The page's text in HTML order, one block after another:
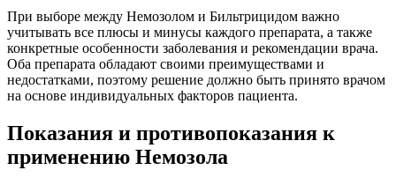
При выборе между Немозолом и Бильтрицидом важно
учитывать все плюсы и минусы каждого препарата, а также
конкретные особенности заболевания и рекомендации врача.
Оба препарата обладают своими преимуществами и
недостатками, поэтому решение должно быть принято врачом
на основе индивидуальных факторов пациента.
Показания и противопоказания к
применению Немозола